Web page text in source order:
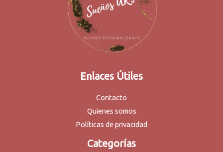
Enlaces Útiles
Contacto
Quienes somos
Políticas de privacidad
Categorías